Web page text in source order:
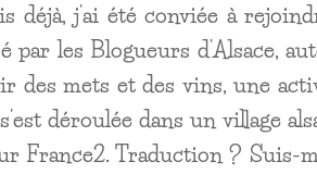
déjà, j’ai été conviée à
par les Blogueurs d’Alsace,
des mets et des vins, une
déroulée dans un village
France2. Traduction ? Suis-